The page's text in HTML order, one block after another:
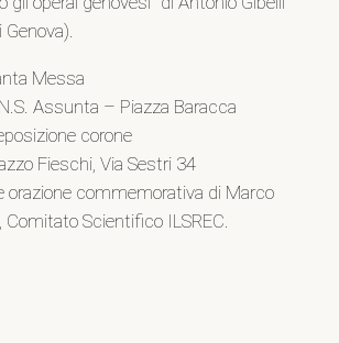
Messa
Assunta – Piazza Baracca
corone
Fieschi, Via Sestri 34
orazione commemorativa di Marco
Comitato Scientifico ILSREC.